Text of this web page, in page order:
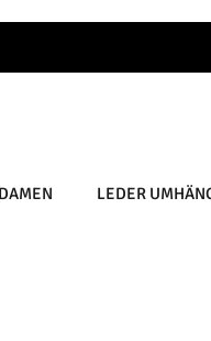
LEDER